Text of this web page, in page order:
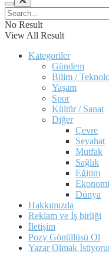
No Result
View All Result
Kategoriler
Gündem
Bilim /
Yaşam
Spor
Kültür / Sanat
Diğer
Çevre
Seyahat
Mutfak
Sağlık
Eğitim
Ekonomi
Dünya
Hakkımızda
Reklam ve İş birliği
İletişim
Pozy Gönüllüsü Ol
Yazar Olmak